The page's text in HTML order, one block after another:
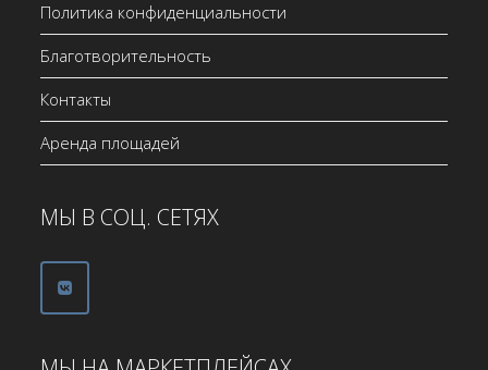
Политика конфиденциальности
Благотворительность
Контакты
Аренда площадей
МЫ В СОЦ. СЕТЯХ